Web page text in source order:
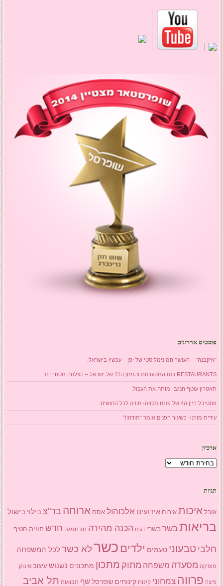
פוסטים אחרונים
"איקבנה" – העושר המינימליסטי של יפן – עכשיו בישראל.
RESTAURANTS כנס המסעדנות והמזון ה11 של ישראל – הצלחה מסחררת!
תאטרון עוטף הנגב- מותח את הגבול.
פסטיבל היין ה4 של פתח תקווה- חוויה לכל החושים.
עידית מורנו- כשעור הפנים אומר "תודה!!"
ארכיון
ארכיון
תגיות
אוכל איכות אירוח אירועים אלכוהול אסם ארוחה בד"צ בילוי בישול
בריאותבשר בשרי דגים הכנה מהירה חג חגיגה חדש חוויה חטיף
חלבי טבעוני טעמים ילדים כשרלא כשר לכל המשפחה
מוסיקה מסעדה משפחה מתוק מתכון מתכונים נשנוש עיצוב פינוק
פיצה פרווה צמחוני קינוח קינוחים שופרסל שף תבואות תל אביב